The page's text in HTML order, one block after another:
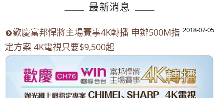
最新消息
2018-07-05
歡慶富邦悍將主場賽事4K轉播 申辦500M指
定方案 4K電視只要$9,500起